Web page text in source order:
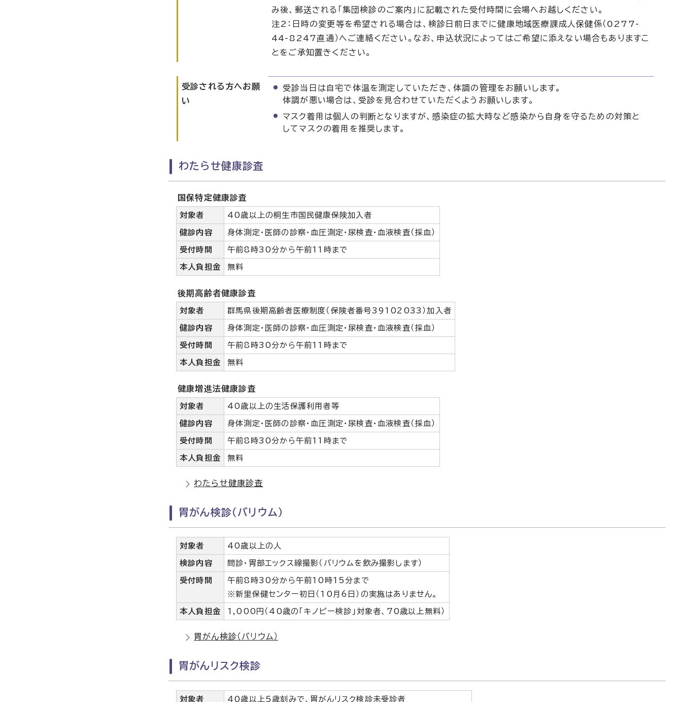
み後、郵送される「集団検診のご案内」に記載された受付時間に会場へお越しください。
注2：日時の変更等を希望される場合は、検診日前日までに健康地域医療課成人保健係（0277-
44-8247直通）へご連絡ください。なお、申込状況によってはご希望に添えない場合もありますこ
とをご承知置きください。
受診される方へお願
い
受診当日は自宅で体温を測定していただき、体調の管理をお願いします。
体調が悪い場合は、受診を見合わせていただくようお願いします。
マスク着用は個人の判断となりますが、感染症の拡大時など感染から自身を守るための対策と
してマスクの着用を推奨します。
わたらせ健康診査
国保特定健康診査
対象者 40歳以上の桐生市国民健康保険加入者
健診内容 身体測定・医師の診察・血圧測定・尿検査・血液検査（採血）
受付時間 午前8時30分から午前11時まで
本人負担金 無料
後期高齢者健康診査
対象者 群馬県後期高齢者医療制度（保険者番号39102033）加入者
健診内容 身体測定・医師の診察・血圧測定・尿検査・血液検査（採血）
受付時間 午前8時30分から午前11時まで
本人負担金 無料
健康増進法健康診査
対象者 40歳以上の生活保護利用者等
健診内容 身体測定・医師の診察・血圧測定・尿検査・血液検査（採血）
受付時間 午前8時30分から午前11時まで
本人負担金 無料
わたらせ健康診査
胃がん検診（バリウム）
対象者 40歳以上の人
検診内容 問診・胃部エックス線撮影（バリウムを飲み撮影します）
受付時間
午前8時30分から午前10時15分まで
※新里保健センター初日（10月6日）の実施はありません。
本人負担金 1,000円（40歳の「キノピー検診」対象者、70歳以上無料）
胃がん検診（バリウム）
胃がんリスク検診
対象者 40歳以上5歳刻みで、胃がんリスク検診未受診者